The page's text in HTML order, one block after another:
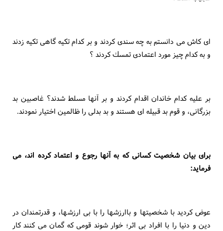
اى كاش مى دانستم به چه سندى كردند و بر كدام تكيه گاهى تكيه زدند
و به كدام چيز مورد اعتمادى تمسك كردند ؟
بر عليه كدام خاندان اقدام كردند و بر آنها مسلط شدند؟ غاصبين بد
بزرگانى، و قوم بد قبيله اى هستند و بد بدلى را ظالمين اختيار نمودند.
براى بيان شخصيت كسانى كه به آنها رجوع و اعتماد كرده اند، مى
فرمايد:
عوض كرديد با شخصيتها و باارزشها را با بى ارزشها، و قدرتمندان در
دين و دنيا را با افراد بى اثر؛ خوار شوند قومى كه گمان مى كنند كار